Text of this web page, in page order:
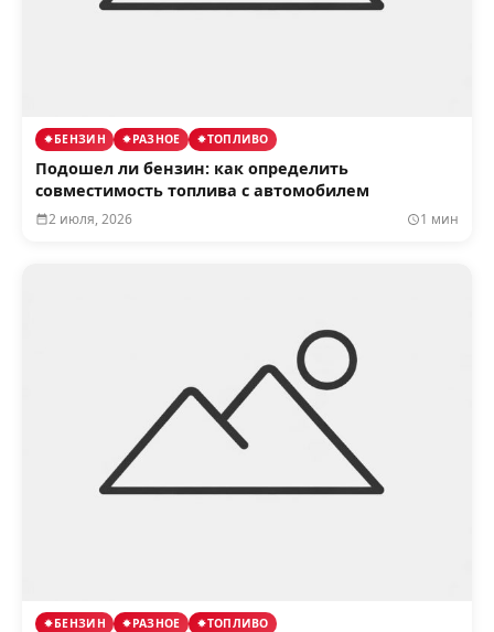
БЕНЗИН РАЗНОЕ ТОПЛИВО
Подошел ли бензин: как определить
совместимость топлива с автомобилем
2 июля, 2026 1 мин
БЕНЗИН РАЗНОЕ ТОПЛИВО